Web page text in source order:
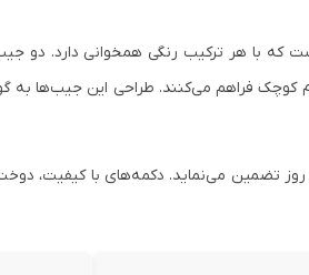
که با هر ترکیب رنگی همخوانی دارد.
کوچک فراهم می‌کنند. طراحی این جیب‌ها
روز تضمین می‌نماید. دکمه‌های با کیفیت،